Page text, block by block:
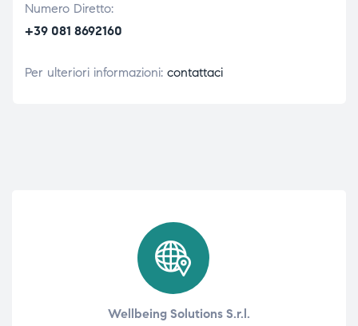
Numero Diretto:
+39 081 8692160
Per ulteriori informazioni: contattaci
Wellbeing Solutions S.r.l.